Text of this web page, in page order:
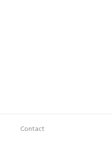
Contact